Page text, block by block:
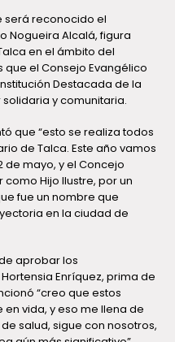
será reconocido el
Nogueira Alcalá, figura
en el ámbito del
el Consejo Evangélico
Destacada de la
y comunitaria.
que “esto se realiza todos
de Talca. Este año vamos
de mayo, y el Concejo
Hijo Ilustre, por un
fue un nombre que
en la ciudad de
aprobar los
Enríquez, prima de
“creo que estos
vida, y eso me llena de
salud, sigue con nosotros,